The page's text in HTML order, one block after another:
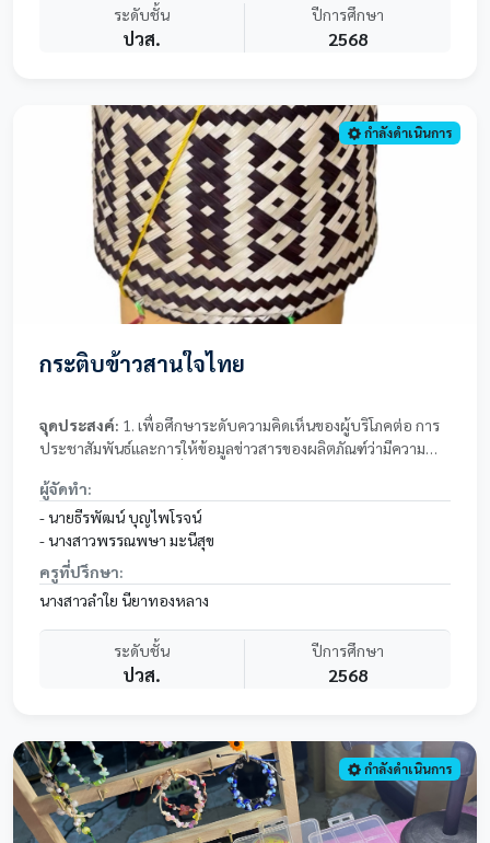
ระดับชั้น
ปวส.
ปีการศึกษา
2568
กำลังดำเนินการ
กระติบข้าวสานใจไทย
จุดประสงค์: 1. เพื่อศึกษาระดับความคิดเห็นของผู้บริโภคต่อ การ
ประชาสัมพันธ์และการให้ข้อมูลข่าวสารของผลิตภัณฑ์ว่ามีความ
เหมาะสมของราคาเมื่อเปรียบเทียบกับคุณภาพของผลิตภัณฑ์ 3.
เพื่อศึกษาความคิดเห็นของผู้บริโภคต่อ กิจกรรมส่งเสริมการขาย
และโปรโมชั่นต่าง ๆ
ผู้จัดทำ:
- นายธีรพัฒน์ บุญไพโรจน์
- นางสาวพรรณพษา มะนีสุข
ครูที่ปรึกษา:
นางสาวลำใย นียาทองหลาง
ระดับชั้น
ปวส.
ปีการศึกษา
2568
กำลังดำเนินการ